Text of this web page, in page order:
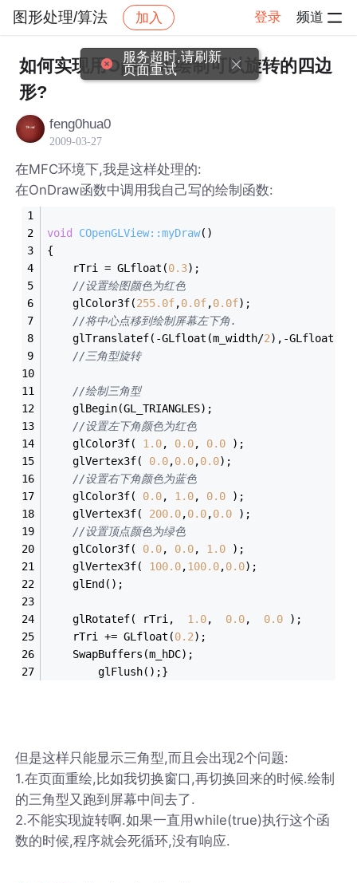
图形处理/算法 加入 登录 频道
社区 图形处理/算法 帖子详情
如何实现用OpenGL绘制可以旋转的四边
形?
feng0hua0
2009-03-27
在MFC环境下,我是这样处理的:
在OnDraw函数中调用我自己写的绘制函数:
void COpenGLView::myDraw()
{
	rTri = GLfloat(
0.3);
//设置绘图颜色为红色
	glColor3f(
255.0f,0.0f,0.0f);
//将中心点移到绘制屏幕左下角.
	glTranslatef(-GLfloat(m_width/
2),-
//三角型旋转
//绘制三角型
	glBegin(GL_TRIANGLES);
//设置左下角颜色为红色
	glColor3f(
1.0, 0.0, 0.0 );
	glVertex3f(
0.0,0.0,0.0);
//设置右下角颜色为蓝色
	glColor3f(
0.0, 1.0, 0.0 );
	glVertex3f(
200.0,0.0,0.0 );
//设置顶点颜色为绿色
	glColor3f(
0.0, 0.0, 1.0 );
	glVertex3f(
100.0,100.0,0.0);
	glEnd();
	glRotatef( rTri,
1.0, 0.0, 0.0 );
	rTri += GLfloat(
0.2);
	SwapBuffers(m_hDC);
        glFlush();}
但是这样只能显示三角型,而且会出现2个问题:
1.在页面重绘,比如我切换窗口,再切换回来的时候.绘制
的三角型又跑到屏幕中间去了.
2.不能实现旋转啊.如果一直用while(true)执行这个函
数的时候,程序就会死循环,没有响应.
服务超时,请刷新
页面重试